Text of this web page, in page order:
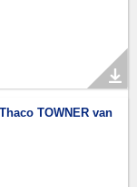
TOWNER van